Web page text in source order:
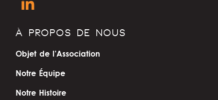
À PROPOS DE NOUS
Objet de l’Association
Notre Équipe
Notre Histoire